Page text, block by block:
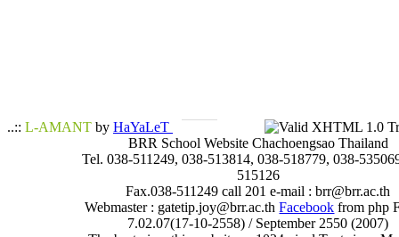
..:: L-AMANT by HaYaLeT
BRR School Website Chachoengsao Thailand
Tel. 038-511249, 038-513814, 038-518779, 038-
515126
Fax.038-511249 call 201 e-mail : brr@brr.ac.th
Webmaster : gatetip.joy@brr.ac.thFacebook from php
7.02.07(17-10-2558) / September 2550 (2007)